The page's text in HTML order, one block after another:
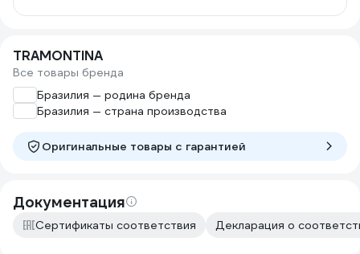
TRAMONTINA
Все товары бренда
Бразилия — родина бренда
Бразилия — страна производства
Оригинальные товары c гарантией
Документация
Сертификаты соответствия Декларация о